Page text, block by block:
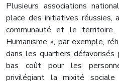
Plusieurs associations
place des initiatives réussies,
communauté et le territoire.
Humanisme », par exemple,
dans les quartiers
bas coût pour les
privilégiant la mixité sociale